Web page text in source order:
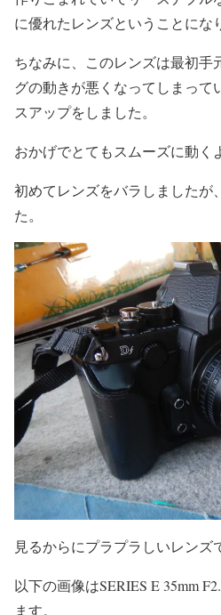
に優れたレンズということにな
ちなみに、このレンズは最初手
グの動きが悪くなってしまって
スアップをしました。
おかげでとてもスムーズに動く
初めてレンズをバラしましたが
た。
見るからにプラプラしいレンズ
以下の画像はSERIES E 35mm
ます。